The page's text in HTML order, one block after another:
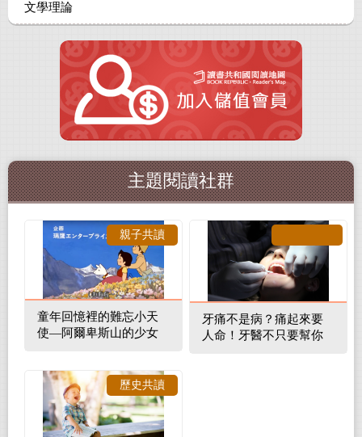
文學理論
主題閱讀社群
童年回憶裡的難忘小天
使—阿爾卑斯山的少女
親子共讀
牙痛不是病？痛起來要
人命！牙醫不只要幫你
歷史共讀